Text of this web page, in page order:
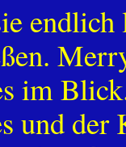
endlich
im
und der